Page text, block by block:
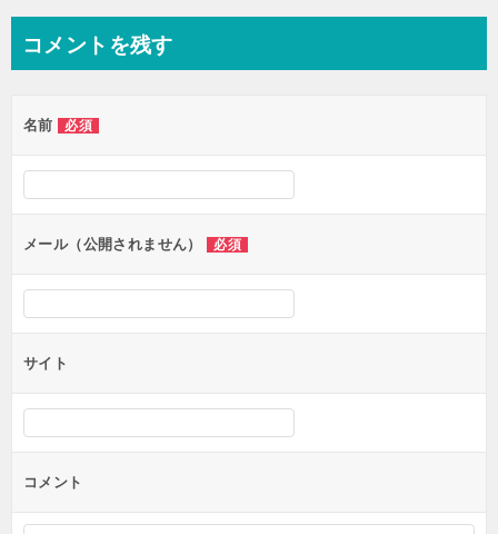
ビ
ー
シ
ン
コメントを残す
名前 必須
メール（公開されません） 必須
サイト
コメント